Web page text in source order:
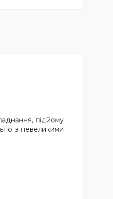
підйому
з невеликими